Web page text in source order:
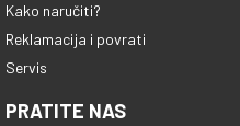
Kako naručiti?
Reklamacija i povrati
Servis
PRATITE NAS